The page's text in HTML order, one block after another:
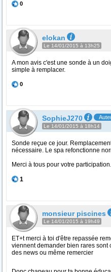
0
elokan
Le 14/01/2015 à 13h25
A mon avis c'est une sonde à un
simple à remplacer.
0
SophieJ270
Le 14/01/2015 à 18h14
Sonde reçue ce jour.
nécessaire. Le spa refonctionne
Merci à tous pour votre participation.
1
monsieur piscines
Le 14/01/2015 à 19h49
ET+t merci à toi d'être repassée
viennent demander bien rares
des news ou même remercier